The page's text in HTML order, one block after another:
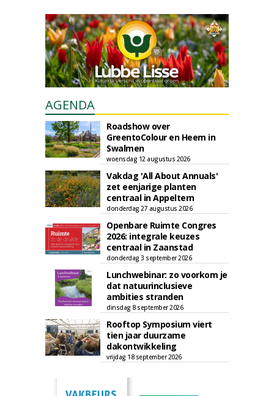
AGENDA
Roadshow over
GreentoColour en Heem in
Swalmen
woensdag 12 augustus 2026
Vakdag 'All About Annuals'
zet eenjarige planten
centraal in Appeltern
donderdag 27 augustus 2026
Openbare Ruimte Congres
2026: integrale keuzes
centraal in Zaanstad
donderdag 3 september 2026
Lunchwebinar: zo voorkom je
dat natuurinclusieve
ambities stranden
dinsdag 8 september 2026
Rooftop Symposium viert
tien jaar duurzame
dakontwikkeling
vrijdag 18 september 2026